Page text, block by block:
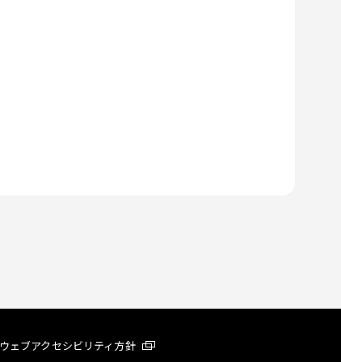
ウェブアクセシビリティ方針